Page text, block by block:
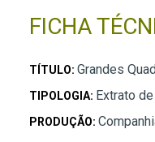
FICHA
TÍTULO: Grandes
TIPOLOGIA: Extrato
PRODUÇÃO: